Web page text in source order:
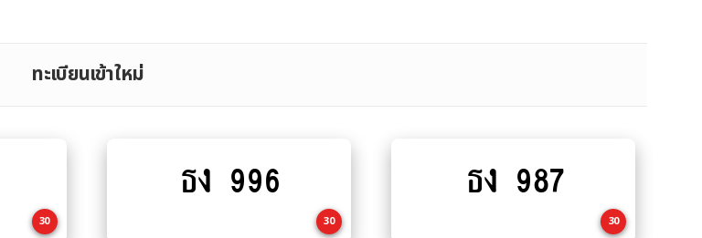
ทะเบียนเข้าใหม่
30
to
ธง 996
30
to
ธง 987
30